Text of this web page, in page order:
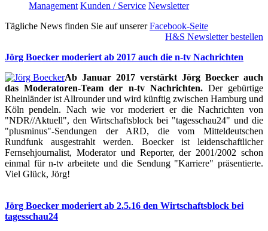
Management Kunden / Service Newsletter
Tägliche News finden Sie auf unsererFacebook-Seite
H&S Newsletter bestellen
Jörg Boecker moderiert ab 2017 auch die n-tv Nachrichten
Ab Januar 2017 verstärkt Jörg Boecker auch
das Moderatoren-Team der n-tv Nachrichten. Der gebürtige
Rheinländer ist Allrounder und wird künftig zwischen Hamburg und
Köln pendeln. Nach wie vor moderiert er die Nachrichten von
"NDR//Aktuell", den Wirtschaftsblock bei "tagesschau24" und die
"plusminus"-Sendungen der ARD, die vom Mitteldeutschen
Rundfunk ausgestrahlt werden. Boecker ist leidenschaftlicher
Fernsehjournalist, Moderator und Reporter, der 2001/2002 schon
einmal für n-tv arbeitete und die Sendung "Karriere" präsentierte.
Viel Glück, Jörg!
Jörg Boecker moderiert ab 2.5.16 den Wirtschaftsblock bei
tagesschau24